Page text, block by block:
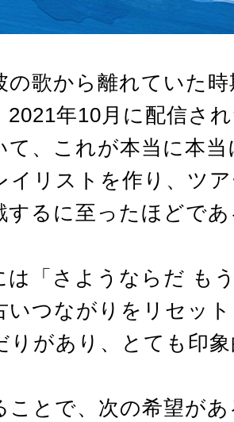
の歌から離れていた
2021年10月に配信さ
て、これが本当に本
イリストを作り、ツ
するに至ったほどで
は「さようならだ も
いつながりをリセッ
りがあり、とても印
ことで、次の希望が